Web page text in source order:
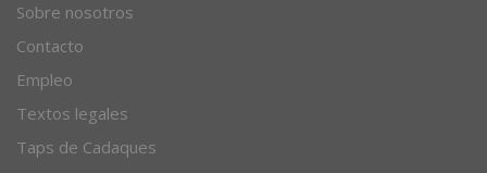
Empresas
Sobre nosotros
Contacto
Empleo
Textos legales